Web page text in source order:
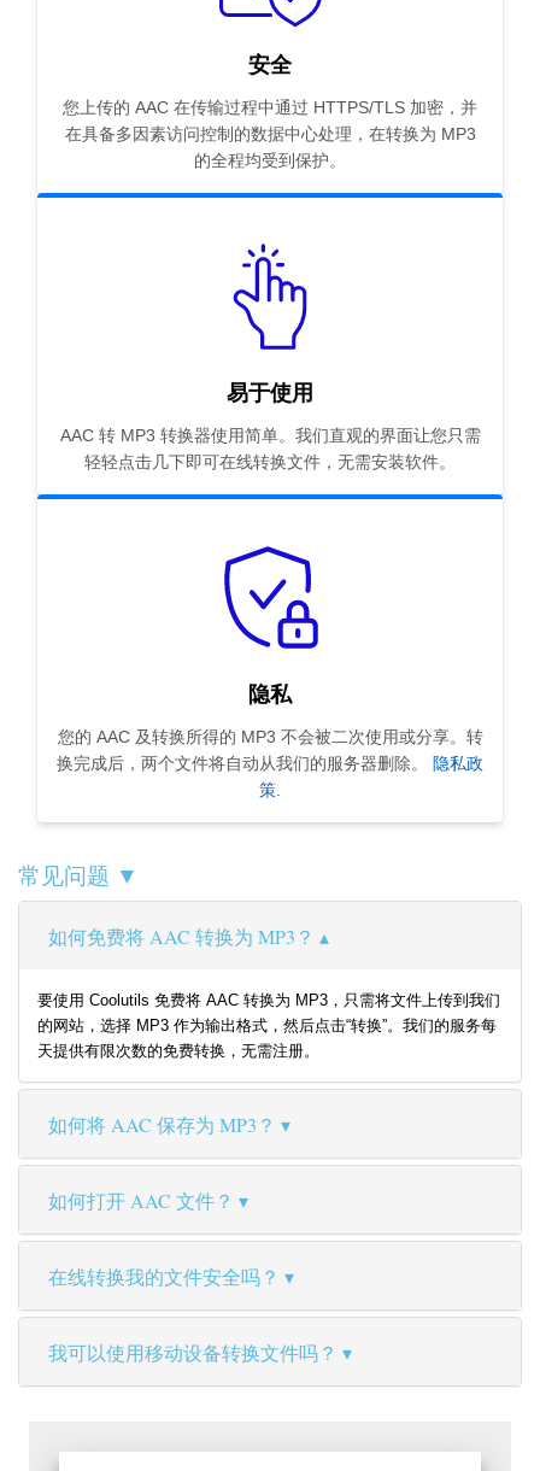
安全
您上传的 AAC 在传输过程中通过 HTTPS/TLS 加密，并
在具备多因素访问控制的数据中心处理，在转换为 MP3
的全程均受到保护。
易于使用
AAC 转 MP3 转换器使用简单。我们直观的界面让您只需
轻轻点击几下即可在线转换文件，无需安装软件。
隐私
您的 AAC 及转换所得的 MP3 不会被二次使用或分享。转
换完成后，两个文件将自动从我们的服务器删除。
隐私政
策.
常见问题 ▼
如何免费将 AAC 转换为 MP3？
要使用 Coolutils 免费将 AAC 转换为 MP3，只需将文件上传到我们
的网站，选择 MP3 作为输出格式，然后点击“转换”。我们的服务每
天提供有限次数的免费转换，无需注册。
如何将 AAC 保存为 MP3？
如何打开 AAC 文件？
在线转换我的文件安全吗？
我可以使用移动设备转换文件吗？